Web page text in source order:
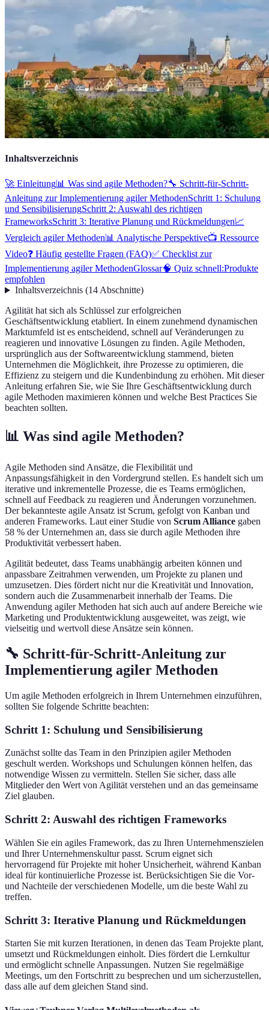
Inhaltsverzeichnis
🚀 Einleitung📊 Was sind agile Methoden?🔧 Schritt-für-Schritt-
Anleitung zur Implementierung agiler MethodenSchritt 1: Schulung
und SensibilisierungSchritt 2: Auswahl des richtigen
FrameworksSchritt 3: Iterative Planung und Rückmeldungen📈
Vergleich agiler Methoden📊 Analytische Perspektive📺 Ressource
Video❓ Häufig gestellte Fragen (FAQ)✅ Checklist zur
Implementierung agiler MethodenGlossar🧠 Quiz schnell:Produkte
empfohlen
Inhaltsverzeichnis(14Abschnitte)
Agilität hat sich als Schlüssel zur erfolgreichen
Geschäftsentwicklung etabliert. In einem zunehmend dynamischen
Marktumfeld ist es entscheidend, schnell auf Veränderungen zu
reagieren und innovative Lösungen zu finden. Agile Methoden,
ursprünglich aus der Softwareentwicklung stammend, bieten
Unternehmen die Möglichkeit, ihre Prozesse zu optimieren, die
Effizienz zu steigern und die Kundenbindung zu erhöhen. Mit dieser
Anleitung erfahren Sie, wie Sie Ihre Geschäftsentwicklung durch
agile Methoden maximieren können und welche Best Practices Sie
beachten sollten.
📊 Was sind agile Methoden?
Agile Methoden sind Ansätze, die Flexibilität und
Anpassungsfähigkeit in den Vordergrund stellen. Es handelt sich um
iterative und inkrementelle Prozesse, die es Teams ermöglichen,
schnell auf Feedback zu reagieren und Änderungen vorzunehmen.
Der bekannteste agile Ansatz ist Scrum, gefolgt von Kanban und
anderen Frameworks. Laut einer Studie von Scrum Alliance gaben
58 % der Unternehmen an, dass sie durch agile Methoden ihre
Produktivität verbessert haben.
Agilität bedeutet, dass Teams unabhängig arbeiten können und
anpassbare Zeitrahmen verwenden, um Projekte zu planen und
umzusetzen. Dies fördert nicht nur die Kreativität und Innovation,
sondern auch die Zusammenarbeit innerhalb der Teams. Die
Anwendung agiler Methoden hat sich auch auf andere Bereiche wie
Marketing und Produktentwicklung ausgeweitet, was zeigt, wie
vielseitig und wertvoll diese Ansätze sein können.
🔧 Schritt-für-Schritt-Anleitung zur
Implementierung agiler Methoden
Um agile Methoden erfolgreich in Ihrem Unternehmen einzuführen,
sollten Sie folgende Schritte beachten:
Schritt 1: Schulung und Sensibilisierung
Zunächst sollte das Team in den Prinzipien agiler Methoden
geschult werden. Workshops und Schulungen können helfen, das
notwendige Wissen zu vermitteln. Stellen Sie sicher, dass alle
Mitglieder den Wert von Agilität verstehen und an das gemeinsame
Ziel glauben.
Schritt 2: Auswahl des richtigen Frameworks
Wählen Sie ein agiles Framework, das zu Ihren Unternehmenszielen
und Ihrer Unternehmenskultur passt. Scrum eignet sich
hervorragend für Projekte mit hoher Unsicherheit, während Kanban
ideal für kontinuierliche Prozesse ist. Berücksichtigen Sie die Vor-
und Nachteile der verschiedenen Modelle, um die beste Wahl zu
treffen.
Schritt 3: Iterative Planung und Rückmeldungen
Starten Sie mit kurzen Iterationen, in denen das Team Projekte plant,
umsetzt und Rückmeldungen einholt. Dies fördert die Lernkultur
und ermöglicht schnelle Anpassungen. Nutzen Sie regelmäßige
Meetings, um den Fortschritt zu besprechen und um sicherzustellen,
dass alle auf dem gleichen Stand sind.